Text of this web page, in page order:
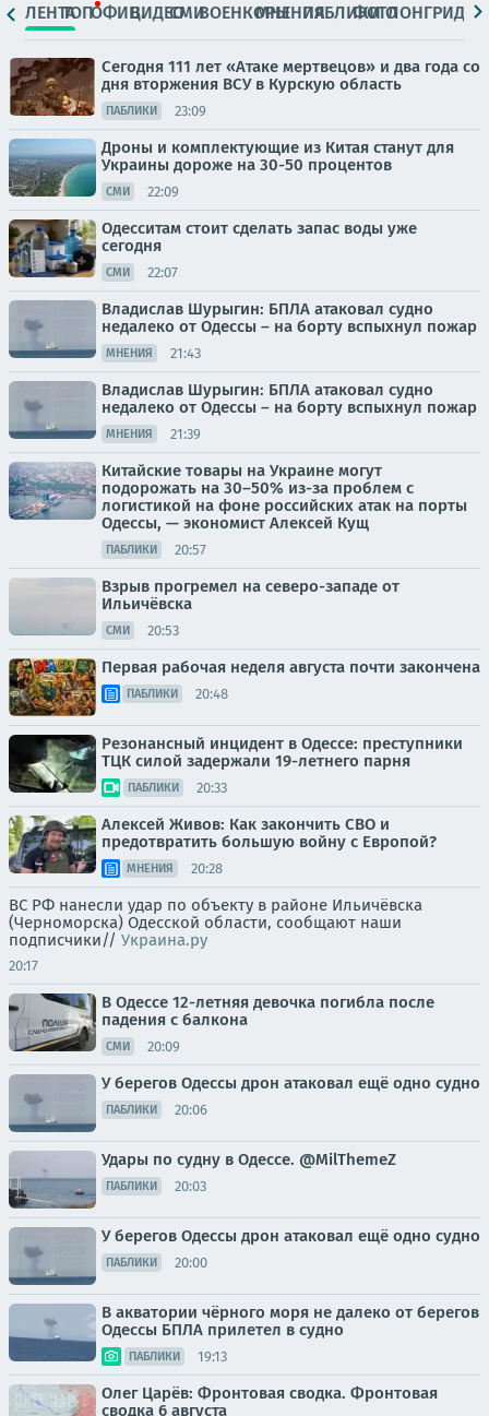
ЛЕНТАТОПОФИЦ.ВИДЕОСМИВОЕНКОРЫМНЕНИЯПАБЛИКИ
ФОТОЛОНГРИДЫ
Сегодня 111 лет «Атаке мертвецов» и два года со
дня вторжения ВСУ в Курскую область
ПАБЛИКИ 23:09
Дроны и комплектующие из Китая станут для
Украины дороже на 30-50 процентов
СМИ 22:09
Одесситам стоит сделать запас воды уже
сегодня
СМИ 22:07
Владислав Шурыгин: БПЛА атаковал судно
недалеко от Одессы – на борту вспыхнул пожар
МНЕНИЯ 21:43
Владислав Шурыгин: БПЛА атаковал судно
недалеко от Одессы – на борту вспыхнул пожар
МНЕНИЯ 21:39
Китайские товары на Украине могут
подорожать на 30–50% из-за проблем с
логистикой на фоне российских атак на порты
Одессы, — экономист Алексей Кущ
ПАБЛИКИ 20:57
Взрыв прогремел на северо-западе от
Ильичёвска
СМИ 20:53
Первая рабочая неделя августа почти закончена
ПАБЛИКИ 20:48
Резонансный инцидент в Одессе: преступники
ТЦК силой задержали 19-летнего парня
ПАБЛИКИ 20:33
Алексей Живов: Как закончить СВО и
предотвратить большую войну с Европой?
МНЕНИЯ 20:28
ВС РФ нанесли удар по объекту в районе Ильичёвска
(Черноморска) Одесской области, сообщают наши
подписчики// Украина.ру
20:17
В Одессе 12-летняя девочка погибла после
падения с балкона
СМИ 20:09
У берегов Одессы дрон атаковал ещё одно судно
ПАБЛИКИ 20:06
Удары по судну в Одессе. @MilThemeZ
ПАБЛИКИ 20:03
У берегов Одессы дрон атаковал ещё одно судно
ПАБЛИКИ 20:00
В акватории чёрного моря не далеко от берегов
Одессы БПЛА прилетел в судно
ПАБЛИКИ 19:13
Олег Царёв: Фронтовая сводка. Фронтовая
сводка 6 августа